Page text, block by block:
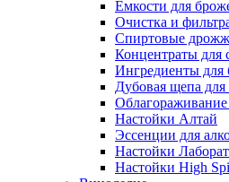
Емкости для
Очистка и
Спиртовые
Концентраты для
Ингредиенты для
Дубовая щепа для
Облагораживание
Настойки Алтай
Эссенции для
Настойки
Настойки High